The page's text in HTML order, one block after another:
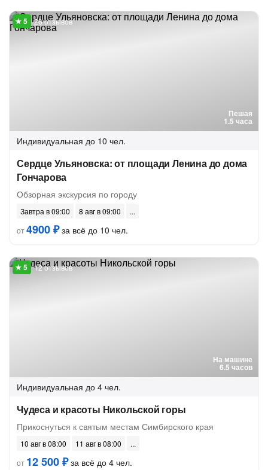
Пешая
1.5 часа
26 отзывов
Индивидуальная до 10 чел.
Сердце Ульяновска: от площади Ленина до дома
Гончарова
Обзорная экскурсия по городу
Завтра в 09:00
8 авг в 09:00
от4900 ₽за всё до 10 чел.
На машине
6.5 часов
12 отзывов
Индивидуальная до 4 чел.
Чудеса и красоты Никольской горы
Прикоснуться к святым местам Симбирского края
10 авг в 08:00
11 авг в 08:00
от 12 500 ₽за всё до 4 чел.